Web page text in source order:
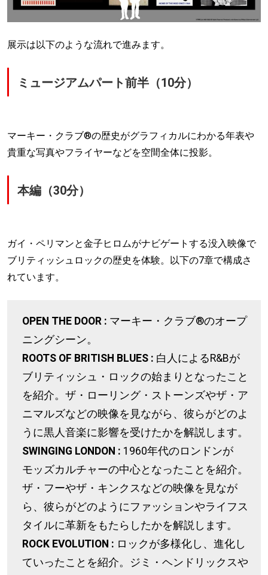
展示は以下のような流れで進みます。
ミュージアムパート前半（10分）
マーキー・クラブ®の歴史がグラフィカルにわかる年表や
貴重な写真やフライヤーなどを空間全体に投影。
本編（30分）
ガイ・ペリマンと金子ヒロムがナビゲートする没入映像で
ブリティッシュロックの歴史を体験。以下の7章で構成さ
れています。
OPEN THE DOOR : マーキー・クラブ®のオープ
ニングシーン。
ROOTS OF BRITISH BLUES : 白人によるR&Bが
ブリティッシュ・ロックの始まりとなったこと
を紹介。ザ・ローリング・ストーンズやザ・ア
ニマルズなどの映像を見ながら、彼らがどのよ
うに黒人音楽に影響を受けたかを解説します。
SWINGING LONDON : 1960年代のロンドンが
モッズカルチャーの中心となったことを紹介。
ザ・フーやザ・キンクスなどの映像を見なが
ら、彼らがどのようにファッションやライフス
タイルに革新をもたらしたかを解説します。
ROCK EVOLUTION : ロックが多様化し、進化し
ていったことを紹介。ジミ・ヘンドリックスや